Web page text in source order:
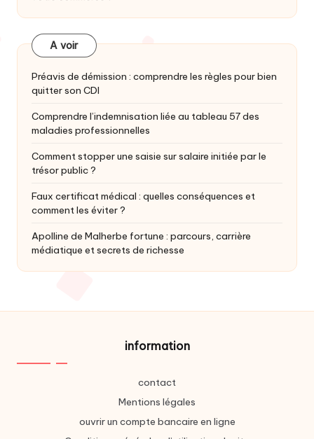
A voir
Préavis de démission : comprendre les règles pour bien
quitter son CDI
Comprendre l’indemnisation liée au tableau 57 des
maladies professionnelles
Comment stopper une saisie sur salaire initiée par le
trésor public ?
Faux certificat médical : quelles conséquences et
comment les éviter ?
Apolline de Malherbe fortune : parcours, carrière
médiatique et secrets de richesse
information
contact
Mentions légales
ouvrir un compte bancaire en ligne